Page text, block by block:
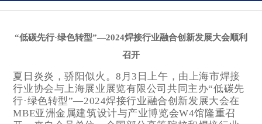
“低碳先行·绿色转型”—2024焊接行业融合创新发展大会顺利
召开
夏日炎炎，骄阳似火。8月3日上午，由上海市焊接
行业协会与上海展业展览有限公司共同主办“低碳先
行·绿色转型”—2024焊接行业融合创新发展大会在
MBE亚洲金属建筑设计与产业博览会W4馆隆重召